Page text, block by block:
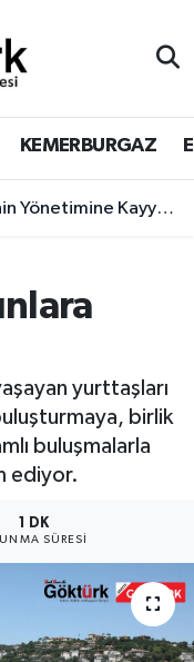
KEMERBURGAZ
Kayyum Atandı
yurttaşları
birlik
buluşmalarla
ediyor.
1 DK
SÜRESI